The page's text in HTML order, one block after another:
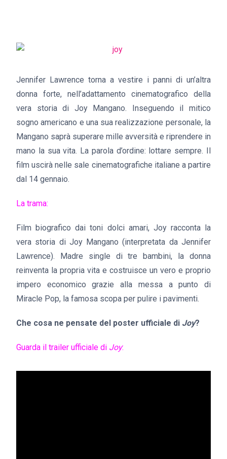
Jennifer Lawrence torna a vestire i panni di un’altra
donna forte, nell’adattamento cinematografico della
vera storia di Joy Mangano. Inseguendo il mitico
sogno americano e una sua realizzazione personale, la
Mangano saprà superare mille avversità e riprendere in
mano la sua vita. La parola d’ordine: lottare sempre. Il
film uscirà nelle sale cinematografiche italiane a partire
dal 14 gennaio.
La trama:
Film biografico dai toni dolci amari, Joy racconta la
vera storia di Joy Mangano (interpretata da Jennifer
Lawrence). Madre single di tre bambini, la donna
reinventa la propria vita e costruisce un vero e proprio
impero economico grazie alla messa a punto di
Miracle Pop, la famosa scopa per pulire i pavimenti.
Che cosa ne pensate del poster ufficiale di Joy?
Guarda il trailer ufficiale di Joy: